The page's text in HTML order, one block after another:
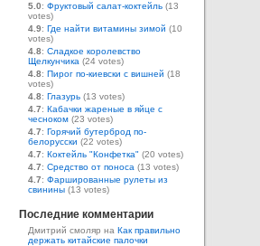
5.0: Фруктовый салат-коктейль (13
votes)
4.9: Где найти витамины зимой (10
votes)
4.8: Сладкое королевство
Щелкунчика (24 votes)
4.8: Пирог по-киевски с вишней (18
votes)
4.8: Глазурь (13 votes)
4.7: Кабачки жареные в яйце с
чесноком (23 votes)
4.7: Горячий бутерброд по-
белорусски (22 votes)
4.7: Коктейль "Конфетка" (20 votes)
4.7: Средство от поноса (13 votes)
4.7: Фаршированные рулеты из
свинины (13 votes)
Последние комментарии
Дмитрий смоляр на Как правильно
держать китайские палочки